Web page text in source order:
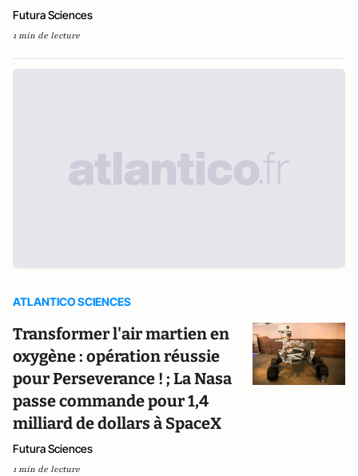
Futura Sciences
1 min de lecture
ATLANTICO SCIENCES
Transformer l'air martien en
oxygène : opération réussie
pour Perseverance ! ; La Nasa
passe commande pour 1,4
milliard de dollars à SpaceX
Futura Sciences
1 min de lecture